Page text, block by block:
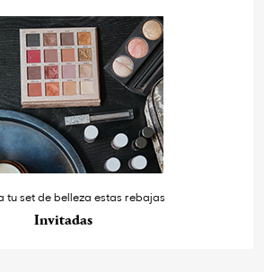
tu set de belleza estas rebajas
Invitadas